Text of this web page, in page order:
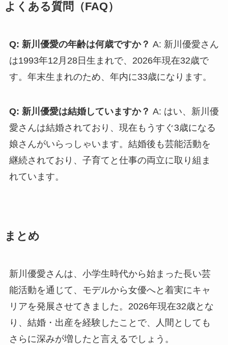
よくある質問（FAQ）
Q: 新川優愛の年齢は何歳ですか？ A: 新川優愛さん
は1993年12月28日生まれで、2026年現在32歳で
す。年末生まれのため、年内に33歳になります。
Q: 新川優愛は結婚していますか？ A: はい、新川優
愛さんは結婚されており、現在もうすぐ3歳になる
娘さんがいらっしゃいます。結婚後も芸能活動を
継続されており、子育てと仕事の両立に取り組ま
れています。
まとめ
新川優愛さんは、小学生時代から始まった長い芸
能活動を通じて、モデルから女優へと着実にキャ
リアを発展させてきました。2026年現在32歳とな
り、結婚・出産を経験したことで、人間としても
さらに深みが増したと言えるでしょう。